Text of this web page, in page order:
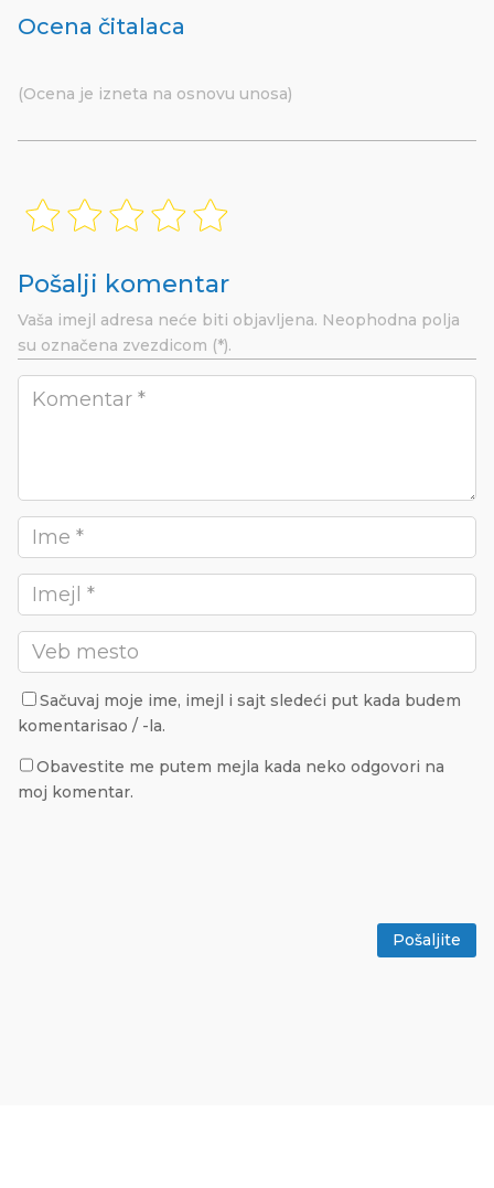
Ocena čitalaca
(Ocena je izneta na osnovu unosa)
Pošalji komentar
Vaša imejl adresa neće biti objavljena. Neophodna polja
su označena zvezdicom (*).
Sačuvaj moje ime, imejl i sajt sledeći put kada budem
komentarisao / -la.
Obavestite me putem mejla kada neko odgovori na
moj komentar.
Pošaljite